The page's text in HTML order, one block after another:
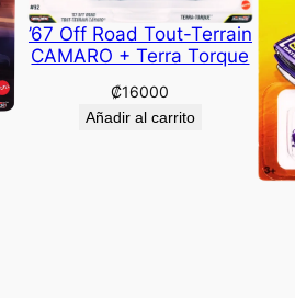
’67 Off Road Tout-Terrain
CAMARO + Terra Torque
₡16000
Añadir al carrito